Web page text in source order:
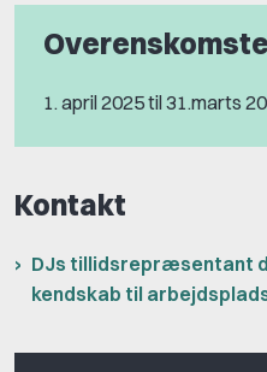
1. april 2025 til 31.marts
Kontakt
DJs tillidsrepræsentant
kendskab til